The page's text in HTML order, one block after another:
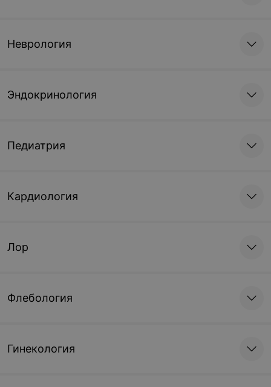
Неврология
Эндокринология
Педиатрия
Кардиология
Лор
Флебология
Гинекология